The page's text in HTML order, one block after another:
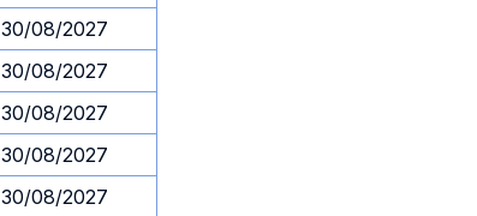
30/08/2027
30/08/2027
30/08/2027
30/08/2027
30/08/2027